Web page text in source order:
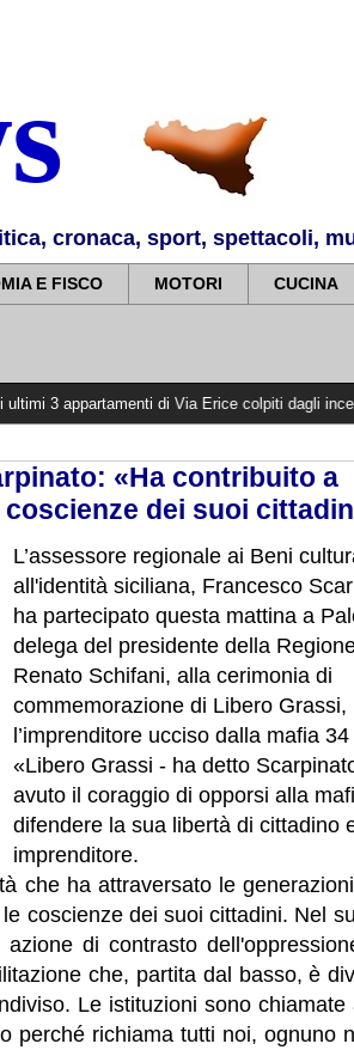
cronaca, sport, spettacoli,
E FISCO MOTORI CUCINA
di Via Erice colpiti dagli incendi del 2023
«Ha contribuito a
dei suoi
L’assessore regionale ai Beni
all'identità siciliana, Francesco
ha partecipato questa mattina a
delega del presidente della
Renato Schifani, alla cerimonia di
commemorazione di Libero Grassi,
l’imprenditore ucciso dalla mafia
«Libero Grassi - ha detto
avuto il coraggio di opporsi alla
difendere la sua libertà di cittadino
imprenditore.
che ha attraversato le
coscienze dei suoi cittadini. Nel
di contrasto
che, partita dal basso, è
Le istituzioni sono chiamate
perché richiama tutti noi, ognuno